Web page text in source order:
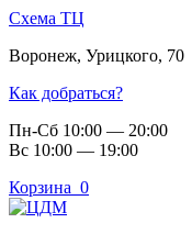
Схема ТЦ
Воронеж, Урицкого, 70
Как добраться?
Пн-Сб 10:00 — 20:00
Вс 10:00 — 19:00
Корзина 0